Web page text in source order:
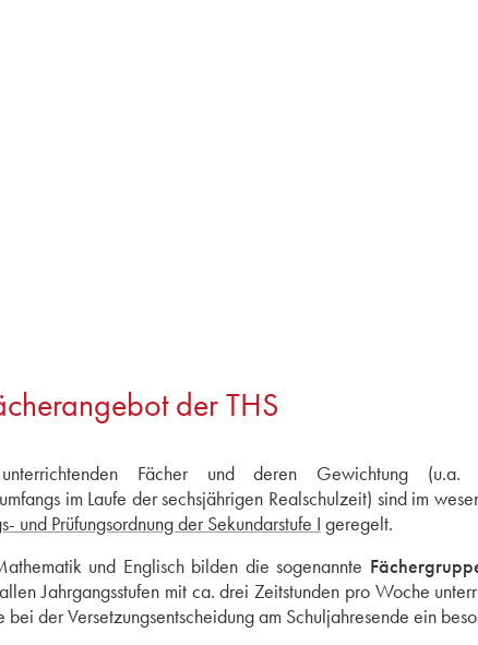
der THS
Fächer und deren Gewichtung (u.a.
im Laufe der sechsjährigen Realschulzeit) sind im
und Prüfungsordnung der Sekundarstufe I geregelt.
und Englisch bilden die sogenannte
Jahrgangsstufen mit ca. drei Zeitstunden pro Woche
bei der Versetzungsentscheidung am Schuljahresende ein